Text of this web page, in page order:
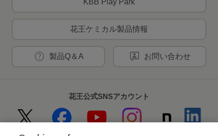
花王ケミカル製品情報
製品Q＆A お問い合わせ
花王公式SNSアカウント